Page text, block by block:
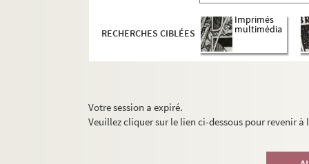
RECHERCHES CIBLÉES
Imprimés
multimédia
Votre session a expiré.
Veuillez cliquer sur le lien ci-dessous pour revenir